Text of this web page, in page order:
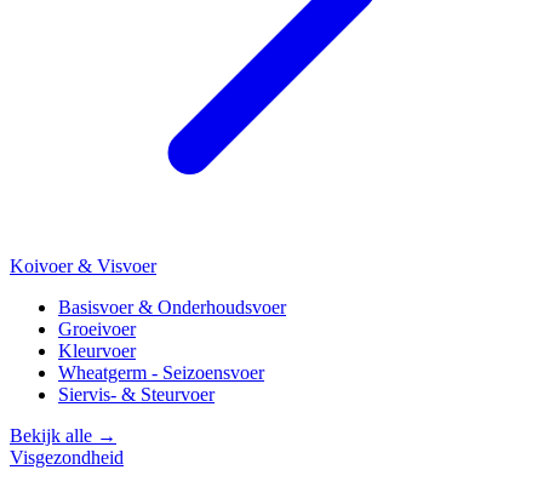
Koivoer & Visvoer
Basisvoer & Onderhoudsvoer
Groeivoer
Kleurvoer
Wheatgerm - Seizoensvoer
Siervis- & Steurvoer
Bekijk alle →
Visgezondheid